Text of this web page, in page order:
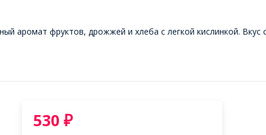
аромат фруктов, дрожжей и хлеба с легкой кислинкой.
530₽